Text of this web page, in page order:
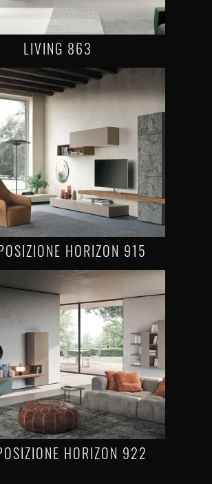
LIVING 863
HORIZON 915
HORIZON 922